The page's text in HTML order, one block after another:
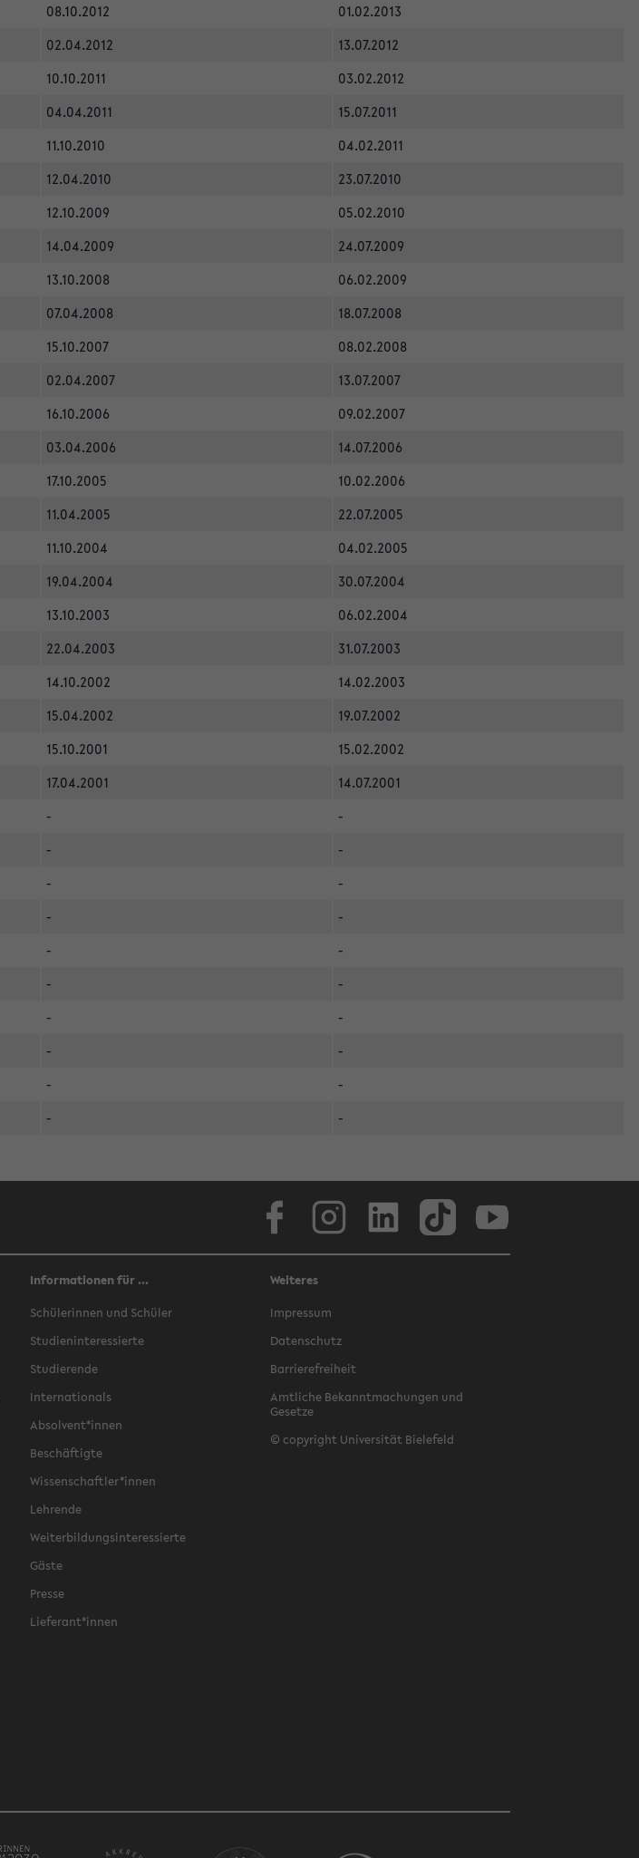
08.10.2012
01.02.2013
02.04.2012
13.07.2012
10.10.2011
03.02.2012
04.04.2011
15.07.2011
11.10.2010
04.02.2011
12.04.2010
23.07.2010
12.10.2009
05.02.2010
14.04.2009
24.07.2009
13.10.2008
06.02.2009
07.04.2008
18.07.2008
15.10.2007
08.02.2008
02.04.2007
13.07.2007
16.10.2006
09.02.2007
03.04.2006
14.07.2006
17.10.2005
10.02.2006
11.04.2005
22.07.2005
11.10.2004
04.02.2005
19.04.2004
30.07.2004
13.10.2003
06.02.2004
22.04.2003
31.07.2003
14.10.2002
14.02.2003
15.04.2002
19.07.2002
15.10.2001
15.02.2002
17.04.2001
14.07.2001
-
-
-
-
-
-
-
-
-
-
-
-
-
-
-
-
-
-
- -
Informationen für ...
Schülerinnen und Schüler
Studieninteressierte
Studierende
Internationals
Absolvent*innen
Beschäftigte
Wissenschaftler*innen
Lehrende
Weiterbildungsinteressierte
Gäste
Presse
Lieferant*innen
Weiteres
Impressum
Datenschutz
Barrierefreiheit
Amtliche Bekanntmachungen und
Gesetze
© copyright Universität Bielefeld